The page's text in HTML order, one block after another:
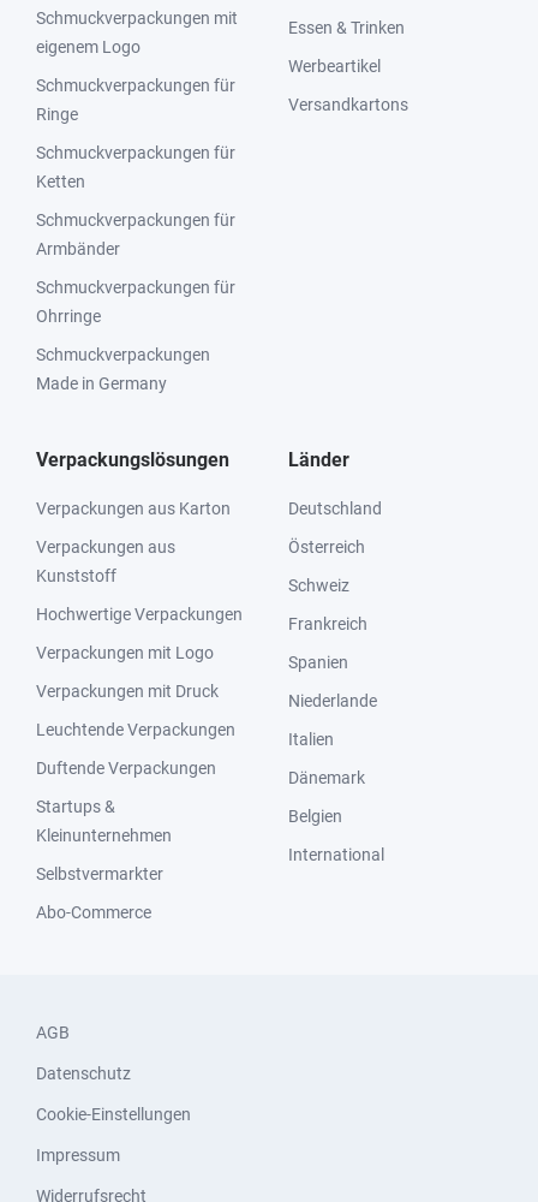
Schmuckverpackungen mit
eigenem Logo
Schmuckverpackungen für
Ringe
Schmuckverpackungen für
Ketten
Schmuckverpackungen für
Armbänder
Schmuckverpackungen für
Ohrringe
Schmuckverpackungen
Made in Germany
Essen & Trinken
Werbeartikel
Versandkartons
Verpackungslösungen
Verpackungen aus Karton
Verpackungen aus
Kunststoff
Hochwertige Verpackungen
Verpackungen mit Logo
Verpackungen mit Druck
Leuchtende Verpackungen
Duftende Verpackungen
Startups &
Kleinunternehmen
Selbstvermarkter
Abo-Commerce
Länder
Deutschland
Österreich
Schweiz
Frankreich
Spanien
Niederlande
Italien
Dänemark
Belgien
International
AGB
Datenschutz
Cookie-Einstellungen
Impressum
Widerrufsrecht